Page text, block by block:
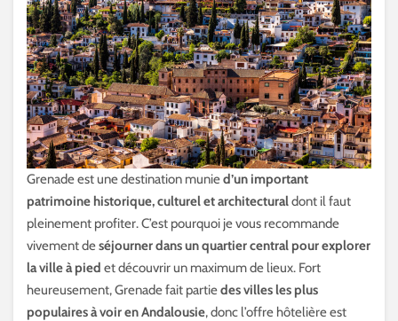
Grenade est une destination munied’un important
patrimoine historique, culturel et architecturaldont il faut
pleinement profiter. C’est pourquoi je vous recommande
vivement deséjourner dans un quartier central pour explorer
la ville à pied et découvrir un maximum de lieux. Fort
heureusement, Grenade fait partiedes villes les plus
populaires à voir en Andalousie, donc l’offre hôtelière est